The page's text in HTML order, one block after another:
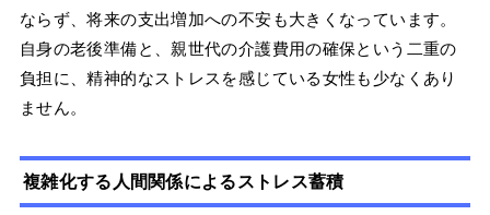
ならず、将来の支出増加への不安も大きくなっています。
自身の老後準備と、親世代の介護費用の確保という二重の
負担に、精神的なストレスを感じている女性も少なくあり
ません。
複雑化する人間関係によるストレス蓄積